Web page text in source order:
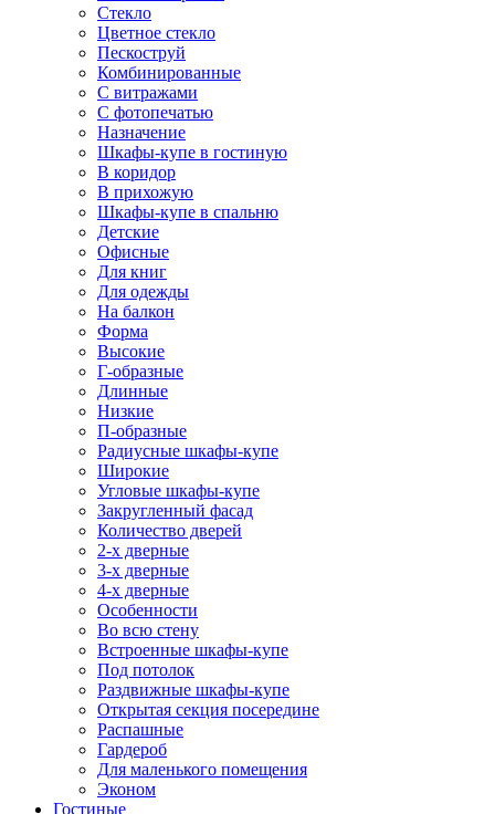
Стекло
Цветное стекло
Пескоструй
Комбинированные
С витражами
С фотопечатью
Назначение
Шкафы-купе в гостиную
В коридор
В прихожую
Шкафы-купе в спальню
Детские
Офисные
Для книг
Для одежды
На балкон
Форма
Высокие
Г-образные
Длинные
Низкие
П-образные
Радиусные шкафы-купе
Широкие
Угловые шкафы-купе
Закругленный фасад
Количество дверей
2-х дверные
3-х дверные
4-х дверные
Особенности
Во всю стену
Встроенные шкафы-купе
Под потолок
Раздвижные шкафы-купе
Открытая секция посередине
Распашные
Гардероб
Для маленького помещения
Эконом
Гостиные